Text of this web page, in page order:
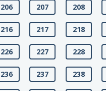
206 207 208
216 217 218
226 227 228
236 237 238